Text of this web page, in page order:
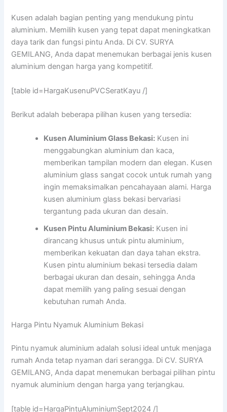
Kusen adalah bagian penting yang mendukung pintu
aluminium. Memilih kusen yang tepat dapat meningkatkan
daya tarik dan fungsi pintu Anda. Di CV. SURYA
GEMILANG, Anda dapat menemukan berbagai jenis kusen
aluminium dengan harga yang kompetitif.
[table id=HargaKusenuPVCSeratKayu /]
Berikut adalah beberapa pilihan kusen yang tersedia:
Kusen Aluminium Glass Bekasi: Kusen ini
menggabungkan aluminium dan kaca,
memberikan tampilan modern dan elegan. Kusen
aluminium glass sangat cocok untuk rumah yang
ingin memaksimalkan pencahayaan alami. Harga
kusen aluminium glass bekasi bervariasi
tergantung pada ukuran dan desain.
Kusen Pintu Aluminium Bekasi: Kusen ini
dirancang khusus untuk pintu aluminium,
memberikan kekuatan dan daya tahan ekstra.
Kusen pintu aluminium bekasi tersedia dalam
berbagai ukuran dan desain, sehingga Anda
dapat memilih yang paling sesuai dengan
kebutuhan rumah Anda.
Harga Pintu Nyamuk Aluminium Bekasi
Pintu nyamuk aluminium adalah solusi ideal untuk menjaga
rumah Anda tetap nyaman dari serangga. Di CV. SURYA
GEMILANG, Anda dapat menemukan berbagai pilihan pintu
nyamuk aluminium dengan harga yang terjangkau.
[table id=HargaPintuAluminiumSept2024 /]